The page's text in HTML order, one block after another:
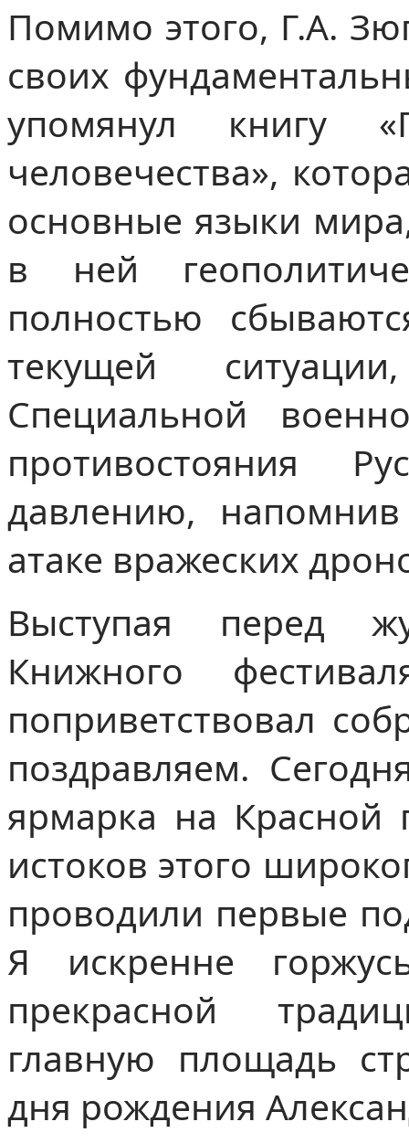
Помимо этого, Г.А.
своих
упомянул книгу
человечества»,
основные языки
в ней
полностью
текущей
Специальной
противостояния
давлению,
атаке вражеских
Выступая перед
Книжного
поприветствовал
поздравляем.
ярмарка на
истоков этого
проводили первые
Я искренне
прекрасной
главную площадь
дня рождения